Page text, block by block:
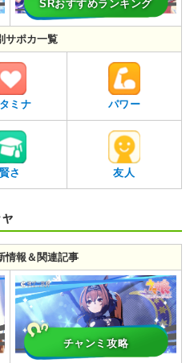
SRおすすめランキング
サポカ一覧
ミナ パワー
賢さ 友人
情報＆関連記事
チャンミ攻略